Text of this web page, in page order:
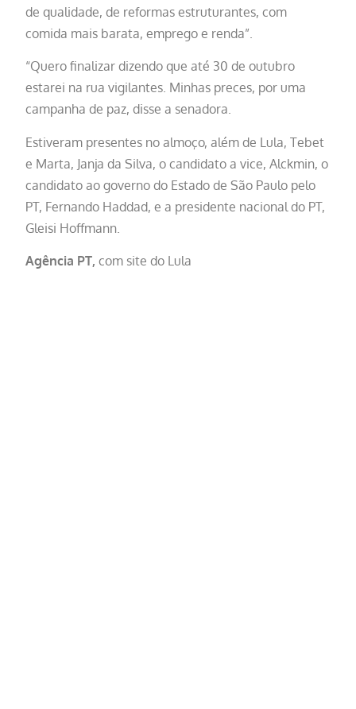
de qualidade, de reformas estruturantes, com
comida mais barata, emprego e renda”.
“Quero finalizar dizendo que até 30 de outubro
estarei na rua vigilantes. Minhas preces, por uma
campanha de paz, disse a senadora.
Estiveram presentes no almoço, além de Lula, Tebet
e Marta, Janja da Silva, o candidato a vice, Alckmin, o
candidato ao governo do Estado de São Paulo pelo
PT, Fernando Haddad, e a presidente nacional do PT,
Gleisi Hoffmann.
Agência PT,com site do Lula